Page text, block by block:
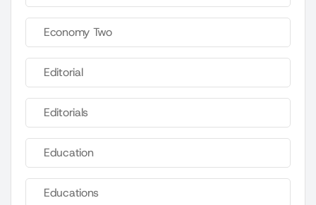
Economy Two
Editorial
Editorials
Education
Educations